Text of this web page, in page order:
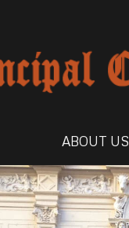
ABOUT US